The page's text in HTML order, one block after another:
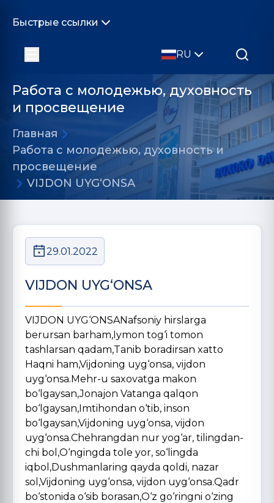
Быстрые ссылки
RU
Работа с молодежью, духовность
и просвещение
Главная
Работа с молодежью, духовность и
просвещение
VIJDON UYG‘ONSA
29.01.2022
VIJDON UYG‘ONSA
VIJDON UYG‘ONSANafsoniy hirslarga
berursan barham,Iymon tog‘i tomon
tashlarsan qadam,Tanib boradirsan xatto
Haqni ham,Vijdoning uyg‘onsa, vijdon
uyg‘onsa.Mehr-u saxovatga makon
bo‘lgaysan,Jonajon Vatanga qalqon
bo‘lgaysan,Imtihondan o‘tib, inson
bo‘lgaysan,Vijdoning uyg‘onsa, vijdon
uyg‘onsa.Chehrangdan nur yog‘ar, tilingdan-
chi bol,O‘ngingda tole yor, so‘lingda
iqbol,Dushmanlaring qayda qoldi, nazar
sol,Vijdoning uyg‘onsa, vijdon uyg‘onsa.Qadr
bo‘stonida o‘sib borasan,O‘z go‘ringni o‘zing